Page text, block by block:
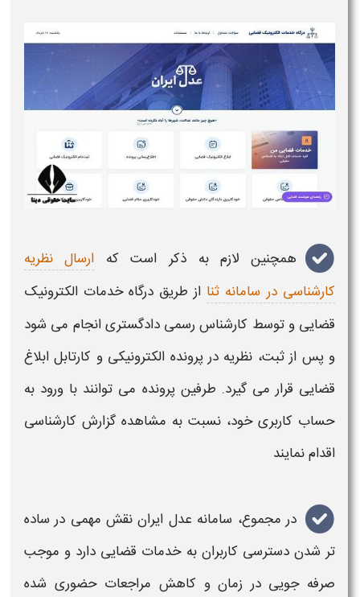
همچنین لازم به ذکر است که ارسال نظریه
کارشناسی در سامانه ثنا از طریق درگاه خدمات الکترونیک
قضایی و توسط کارشناس رسمی دادگستری انجام می شود
و پس از ثبت، نظریه در پرونده الکترونیکی و کارتابل ابلاغ
قضایی قرار می گیرد. طرفین پرونده می توانند با ورود به
حساب کاربری خود، نسبت به مشاهده گزارش کارشناسی
اقدام نمایند
در مجموع، سامانه عدل ایران نقش مهمی در ساده‌
تر شدن دسترسی کاربران به خدمات قضایی دارد و موجب
صرفه‌ جویی در زمان و کاهش مراجعات حضوری شده